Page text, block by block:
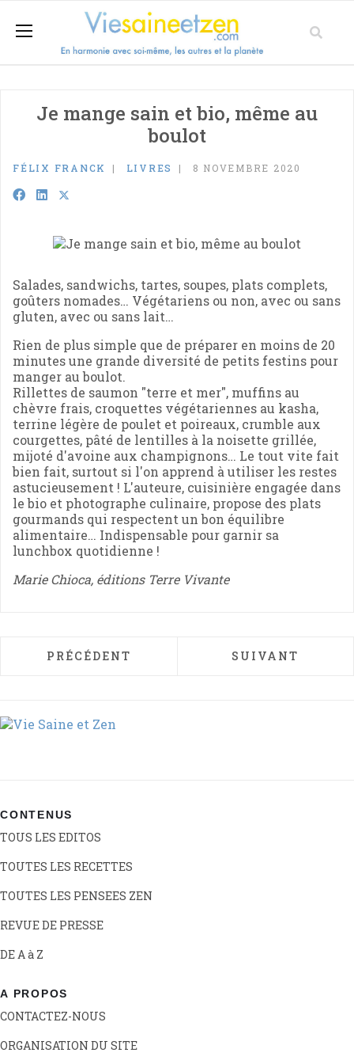
Je mange sain et bio, même au
boulot
FÉLIX FRANCK LIVRES 8 NOVEMBRE 2020
Salades, sandwichs, tartes, soupes, plats complets,
goûters nomades… Végétariens ou non, avec ou sans
gluten, avec ou sans lait…
Rien de plus simple que de préparer en moins de 20
minutes une grande diversité de petits festins pour
manger au boulot.
Rillettes de saumon "terre et mer", muffins au
chèvre frais, croquettes végétariennes au kasha,
terrine légère de poulet et poireaux, crumble aux
courgettes, pâté de lentilles à la noisette grillée,
mijoté d'avoine aux champignons… Le tout vite fait
bien fait, surtout si l'on apprend à utiliser les restes
astucieusement ! L'auteure, cuisinière engagée dans
le bio et photographe culinaire, propose des plats
gourmands qui respectent un bon équilibre
alimentaire… Indispensable pour garnir sa
lunchbox quotidienne !
Marie Chioca, éditions Terre Vivante
ARTICLE PRÉCÉDENT : ENFIN PEINARDS
PRÉCÉDENT ARTICLE
SUIVANT
CONTENUS
TOUS LES EDITOS
TOUTES LES RECETTES
TOUTES LES PENSEES ZEN
REVUE DE PRESSE
DE A à Z
A PROPOS
CONTACTEZ-NOUS
ORGANISATION DU SITE